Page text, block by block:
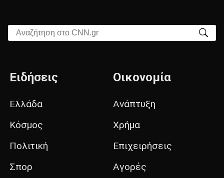
Αναζήτηση στο CNN.gr
Ειδήσεις
Ελλάδα
Κόσμος
Πολιτική
Σπορ
Οικονομία
Ανάπτυξη
Χρήμα
Επιχειρήσεις
Αγορές